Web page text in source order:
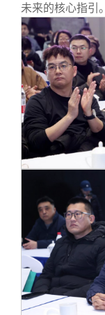
未来的核心指引。